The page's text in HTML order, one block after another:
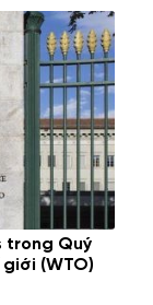
trong Quý
(WTO)